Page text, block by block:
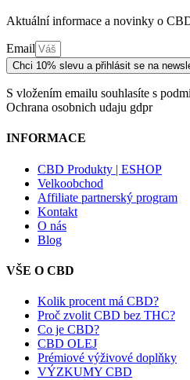
Aktuální informace a novinky o
Email
Chci 10% slevu a přihlásit se na
S vložením emailu souhlasíte s
Ochrana osobnich udaju gdpr
INFORMACE
CBD Produkty | ESHOP
Velkoobchod
Affiliate partnerský program
Kontakt
O nás
Blog
VŠE O CBD
Kolik procent má CBD?
Proč zvolit CBD bez THC?
Co je CBD?
CBD OLEJ
Prémiové výživové doplňky
VÝZKUMY CBD